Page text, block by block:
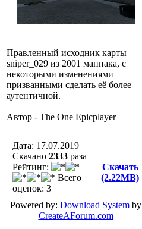
Правленный исходник карты
sniper_029 из 2001 маппака, с
некоторыми изменениями
призванными сделать её более
аутентичной.
Автор - The One Epicplayer
Дата: 17.07.2019
Скачано 2333 разa
Рейтинг:
Всего
оценок: 3
Скачать
(2.22MB)
Powered by: Download System by
CreateAForum.com